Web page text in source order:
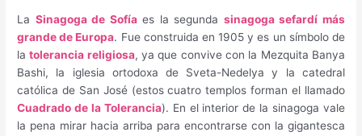
La Sinagoga de Sofíaes la segunda sinagoga sefardí más
grande de Europa. Fue construida en 1905 y es un símbolo de
latolerancia religiosa, ya que convive con la Mezquita Banya
Bashi, la iglesia ortodoxa de Sveta-Nedelya y la catedral
católica de San José (estos cuatro templos forman el llamado
Cuadrado de la Tolerancia). En el interior de la sinagoga vale
la pena mirar hacia arriba para encontrarse con la gigantesca